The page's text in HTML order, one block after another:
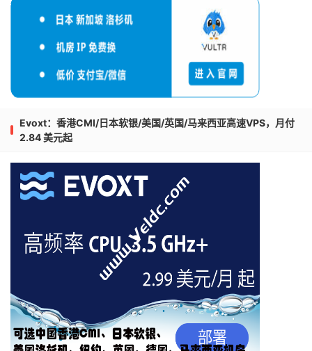
Evoxt：香港CMI/日本软银/美国/英国/马来西亚高速VPS，月付
2.84 美元起